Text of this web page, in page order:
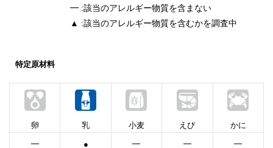
━ :該当のアレルギー物質を含まない
▲ :該当のアレルギー物質を含むかを調査中
特定原材料
卵
━
乳
●
小麦
━
えび
━
かに
━